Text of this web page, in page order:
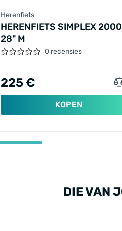
Herenfiets
HERENFIETS SIMPLEX 2000
28" M
0 recensies
225 €
KOPEN
DIE VAN